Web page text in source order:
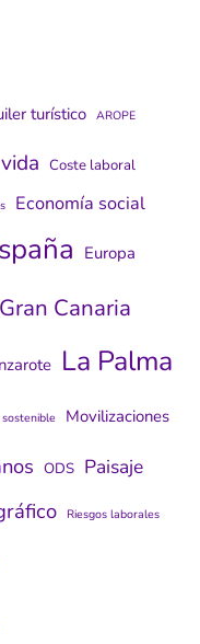
turístico AROPE
Coste laboral
Economía social
Europa
Gran Canaria
La Palma
sostenible Movilizaciones
ODS Paisaje
Riesgos laborales